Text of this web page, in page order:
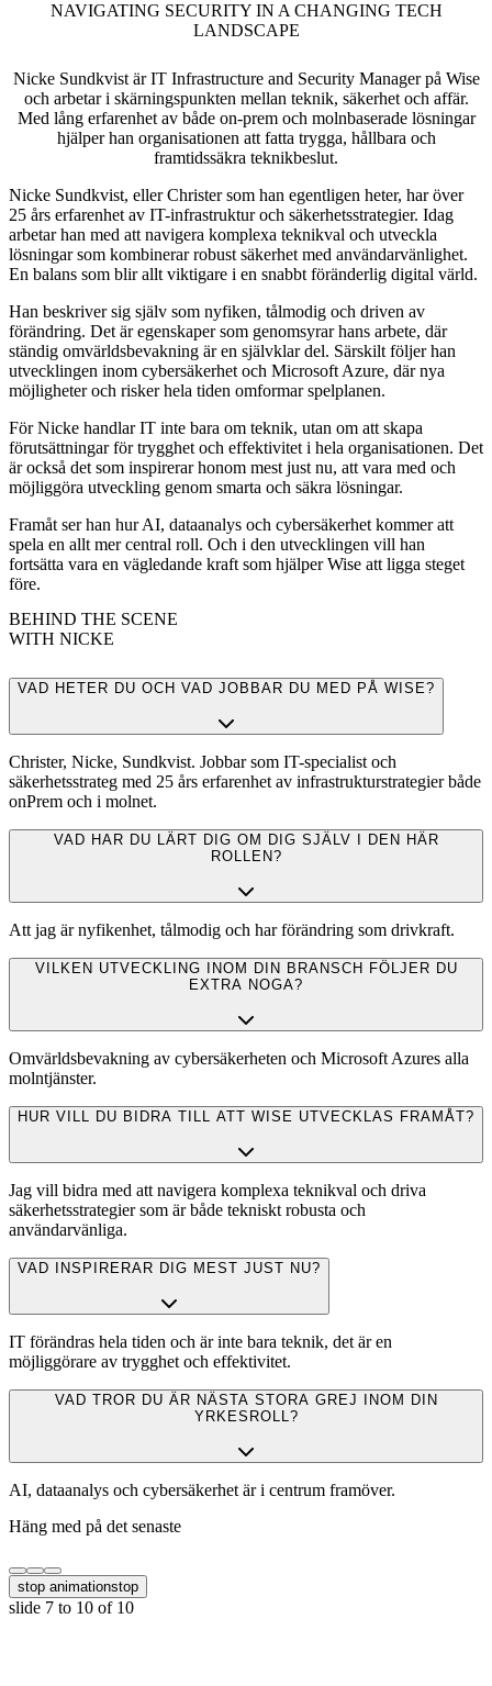
NAVIGATING SECURITY IN A CHANGING TECH
LANDSCAPE
Nicke Sundkvist är IT Infrastructure and Security Manager på Wise
och arbetar i skärningspunkten mellan teknik, säkerhet och affär.
Med lång erfarenhet av både on-prem och molnbaserade lösningar
hjälper han organisationen att fatta trygga, hållbara och
framtidssäkra teknikbeslut.
Nicke Sundkvist, eller Christer som han egentligen heter, har över
25 års erfarenhet av IT-infrastruktur och säkerhetsstrategier. Idag
arbetar han med att navigera komplexa teknikval och utveckla
lösningar som kombinerar robust säkerhet med användarvänlighet.
En balans som blir allt viktigare i en snabbt föränderlig digital värld.
Han beskriver sig själv som nyfiken, tålmodig och driven av
förändring. Det är egenskaper som genomsyrar hans arbete, där
ständig omvärldsbevakning är en självklar del. Särskilt följer han
utvecklingen inom cybersäkerhet och Microsoft Azure, där nya
möjligheter och risker hela tiden omformar spelplanen.
För Nicke handlar IT inte bara om teknik, utan om att skapa
förutsättningar för trygghet och effektivitet i hela organisationen. Det
är också det som inspirerar honom mest just nu, att vara med och
möjliggöra utveckling genom smarta och säkra lösningar.
Framåt ser han hur AI, dataanalys och cybersäkerhet kommer att
spela en allt mer central roll. Och i den utvecklingen vill han
fortsätta vara en vägledande kraft som hjälper Wise att ligga steget
före.
BEHIND THE SCENE
WITH NICKE
VAD HETER DU OCH VAD JOBBAR DU MED PÅ WISE?
Christer, Nicke, Sundkvist. Jobbar som IT-specialist och
säkerhetsstrateg med 25 års erfarenhet av infrastrukturstrategier både
onPrem och i molnet.
VAD HAR DU LÄRT DIG OM DIG SJÄLV I DEN HÄR
ROLLEN?
Att jag är nyfikenhet, tålmodig och har förändring som drivkraft.
VILKEN UTVECKLING INOM DIN BRANSCH FÖLJER DU
EXTRA NOGA?
Omvärldsbevakning av cybersäkerheten och Microsoft Azures alla
molntjänster.
HUR VILL DU BIDRA TILL ATT WISE UTVECKLAS FRAMÅT?
Jag vill bidra med att navigera komplexa teknikval och driva
säkerhetsstrategier som är både tekniskt robusta och
användarvänliga.
VAD INSPIRERAR DIG MEST JUST NU?
IT förändras hela tiden och är inte bara teknik, det är en
möjliggörare av trygghet och effektivitet.
VAD TROR DU ÄR NÄSTA STORA GREJ INOM DIN
YRKESROLL?
AI, dataanalys och cybersäkerhet är i centrum framöver.
Häng med på det senaste
stop animationstop
slide 7 to 10 of 10